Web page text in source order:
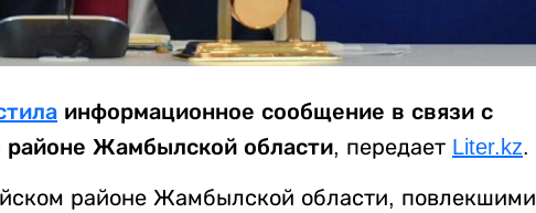
информационное сообщение в связи с
Жамбылской области, передает Liter.kz.
районе Жамбылской области, повлекшими